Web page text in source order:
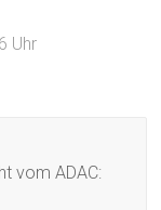
Uhr
vom ADAC: